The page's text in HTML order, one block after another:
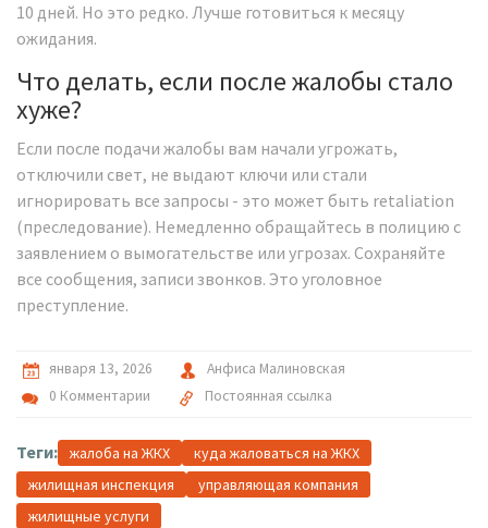
10 дней. Но это редко. Лучше готовиться к месяцу
ожидания.
Что делать, если после жалобы стало
хуже?
Если после подачи жалобы вам начали угрожать,
отключили свет, не выдают ключи или стали
игнорировать все запросы - это может быть retaliation
(преследование). Немедленно обращайтесь в полицию с
заявлением о вымогательстве или угрозах. Сохраняйте
все сообщения, записи звонков. Это уголовное
преступление.
января 13, 2026
Анфиса Малиновская
0 Комментарии
Постоянная ссылка
Теги: жалоба на ЖКХ
куда жаловаться на ЖКХ
жилищная инспекция
управляющая компания
жилищные услуги